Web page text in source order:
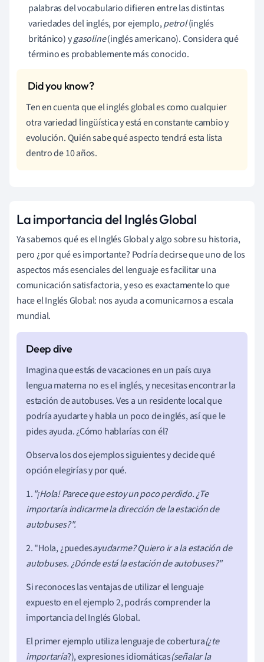
palabras del vocabulario difieren entre las distintas
variedades del inglés, por ejemplo,petrol(inglés
británico) ygasoline(inglés americano). Considera qué
término es probablemente más conocido.
Ten en cuenta que el inglés global es como cualquier
otra variedad lingüística y está en constante cambio y
evolución. Quién sabe qué aspecto tendrá esta lista
dentro de 10 años.
La importancia del Inglés Global
Ya sabemos qué es el Inglés Global y algo sobre su historia,
pero ¿por qué es importante? Podría decirse que uno de los
aspectos más esenciales del lenguaje es facilitar una
comunicación satisfactoria, y eso es exactamente lo que
hace el Inglés Global: nos ayuda a comunicarnos a escala
mundial.
Imagina que estás de vacaciones en un país cuya
lengua materna no es el inglés, y necesitas encontrar la
estación de autobuses. Ves a un residente local que
podría ayudarte y habla un poco de inglés, así que le
pides ayuda. ¿Cómo hablarías con él?
Observa los dos ejemplos siguientes y decide qué
opción elegirías y por qué.
1."¡Hola! Parece que estoy un poco perdido. ¿Te
importaría indicarme la dirección de la estación de
autobuses?".
2. "Hola, ¿puedesayudarme? Quiero ir a la estación de
autobuses. ¿Dónde está la estación de autobuses?"
Si reconoces las ventajas de utilizar el lenguaje
expuesto en el ejemplo 2, podrás comprender la
importancia del Inglés Global.
El primer ejemplo utiliza lenguaje de cobertura(¿te
importaría?), expresiones idiomáticas(señalar la